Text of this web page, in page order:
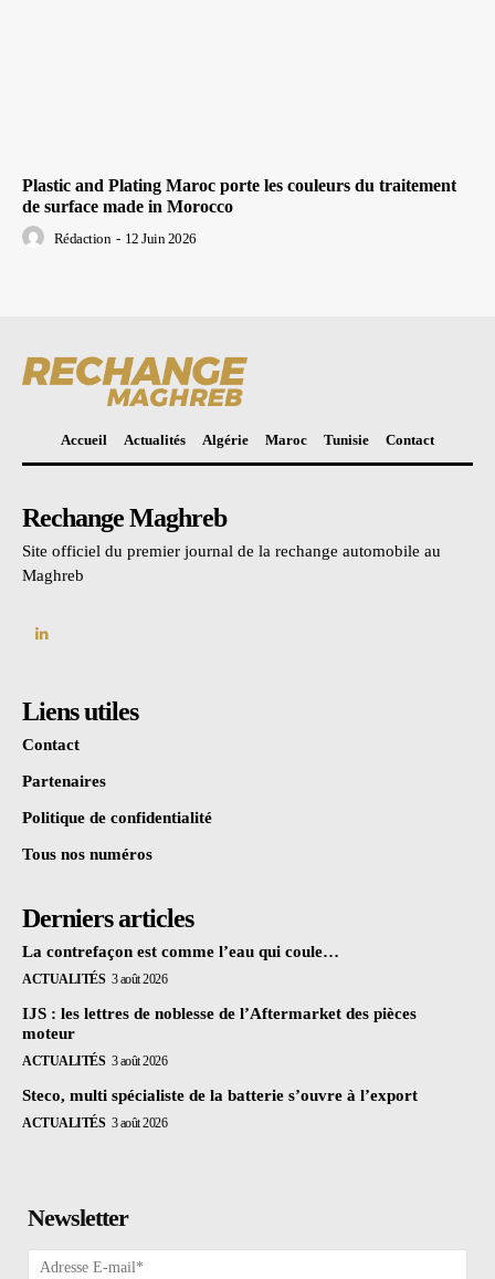
Plastic and Plating Maroc porte les couleurs du traitement
de surface made in Morocco
Rédaction - 12 Juin 2026
Accueil Actualités Algérie Maroc Tunisie Contact
Rechange Maghreb
Site officiel du premier journal de la rechange automobile au
Maghreb
Liens utiles
Contact
Partenaires
Politique de confidentialité
Tous nos numéros
Derniers articles
La contrefaçon est comme l’eau qui coule…
ACTUALITÉS 3 août 2026
IJS : les lettres de noblesse de l’Aftermarket des pièces
moteur
ACTUALITÉS 3 août 2026
Steco, multi spécialiste de la batterie s’ouvre à l’export
ACTUALITÉS 3 août 2026
Newsletter